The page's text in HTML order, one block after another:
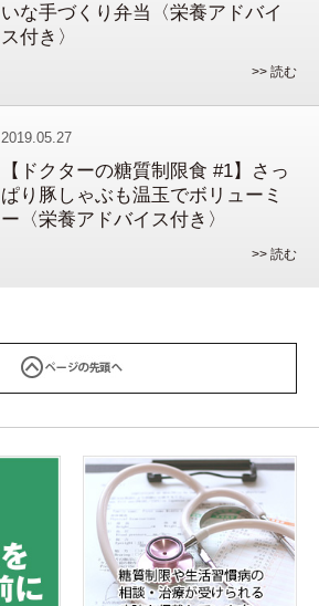
いな手づくり弁当〈栄養アドバイ
ス付き〉
>> 読む
2019.05.27
【ドクターの糖質制限食 #1】さっ
ぱり豚しゃぶも温玉でボリューミ
ー〈栄養アドバイス付き〉
>> 読む